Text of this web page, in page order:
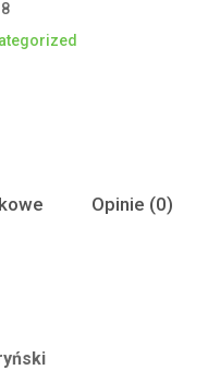
Opinie (0)